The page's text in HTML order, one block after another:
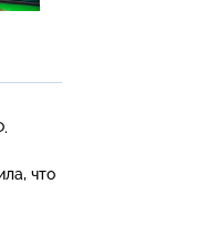
что